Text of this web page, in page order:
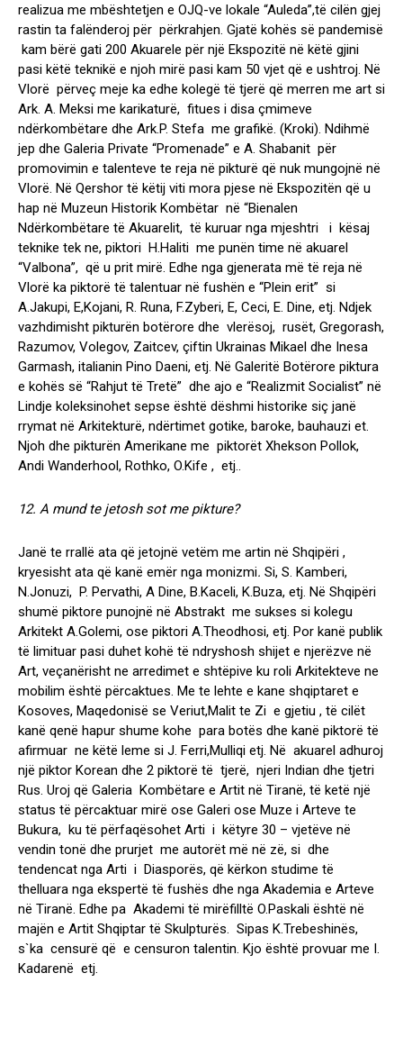
realizua me mbështetjen e OJQ-ve lokale “Auleda”,të cilën gjej
rastin ta falënderoj për përkrahjen. Gjatë kohës së pandemisë
kam bërë gati 200 Akuarele për një Ekspozitë në këtë gjini
pasi këtë teknikë e njoh mirë pasi kam 50 vjet që e ushtroj. Në
Vlorë përveç meje ka edhe kolegë të tjerë që merren me art si
Ark. A. Meksi me karikaturë, fitues i disa çmimeve
ndërkombëtare dhe Ark.P. Stefa me grafikë. (Kroki). Ndihmë
jep dhe Galeria Private “Promenade” e A. Shabanit për
promovimin e talenteve te reja në pikturë që nuk mungojnë në
Vlorë. Në Qershor të këtij viti mora pjese në Ekspozitën që u
hap në Muzeun Historik Kombëtar në “Bienalen
Ndërkombëtare të Akuarelit, të kuruar nga mjeshtri i kësaj
teknike tek ne, piktori H.Haliti me punën time në akuarel
“Valbona”, që u prit mirë. Edhe nga gjenerata më të reja në
Vlorë ka piktorë të talentuar në fushën e “Plein erit” si
A.Jakupi, E,Kojani, R. Runa, F.Zyberi, E, Ceci, E. Dine, etj. Ndjek
vazhdimisht pikturën botërore dhe vlerësoj, rusët, Gregorash,
Razumov, Volegov, Zaitcev, çiftin Ukrainas Mikael dhe Inesa
Garmash, italianin Pino Daeni, etj. Në Galeritë Botërore piktura
e kohës së “Rahjut të Tretë” dhe ajo e “Realizmit Socialist” në
Lindje koleksinohet sepse është dëshmi historike siç janë
rrymat në Arkitekturë, ndërtimet gotike, baroke, bauhauzi et.
Njoh dhe pikturën Amerikane me piktorët Xhekson Pollok,
Andi Wanderhool, Rothko, O.Kife , etj..
12. A mund te jetosh sot me pikture?
Janë te rrallë ata që jetojnë vetëm me artin në Shqipëri ,
kryesisht ata që kanë emër nga monizmi. Si, S. Kamberi,
N.Jonuzi, P. Pervathi, A Dine, B.Kaceli, K.Buza, etj. Në Shqipëri
shumë piktore punojnë në Abstrakt me sukses si kolegu
Arkitekt A.Golemi, ose piktori A.Theodhosi, etj. Por kanë publik
të limituar pasi duhet kohë të ndryshosh shijet e njerëzve në
Art, veçanërisht ne arredimet e shtëpive ku roli Arkitekteve ne
mobilim është përcaktues. Me te lehte e kane shqiptaret e
Kosoves, Maqedonisë se Veriut,Malit te Zi e gjetiu , të cilët
kanë qenë hapur shume kohe para botës dhe kanë piktorë të
afirmuar ne këtë leme si J. Ferri,Mulliqi etj. Në akuarel adhuroj
një piktor Korean dhe 2 piktorë të tjerë, njeri Indian dhe tjetri
Rus. Uroj që Galeria Kombëtare e Artit në Tiranë, të ketë një
status të përcaktuar mirë ose Galeri ose Muze i Arteve te
Bukura, ku të përfaqësohet Arti i këtyre 30 – vjetëve në
vendin tonë dhe prurjet me autorët më në zë, si dhe
tendencat nga Arti i Diasporës, që kërkon studime të
thelluara nga ekspertë të fushës dhe nga Akademia e Arteve
në Tiranë. Edhe pa Akademi të mirëfilltë O.Paskali është në
majën e Artit Shqiptar të Skulpturës. Sipas K.Trebeshinës,
s`ka censurë që e censuron talentin. Kjo është provuar me I.
Kadarenë etj.